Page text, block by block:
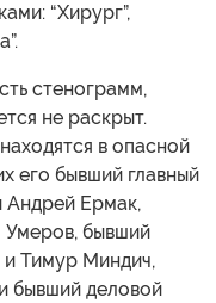
“Хирург”,
стенограмм,
не раскрыт.
в опасной
его бывший главный
Андрей Ермак,
бывший
Тимур Миндич,
бывший деловой